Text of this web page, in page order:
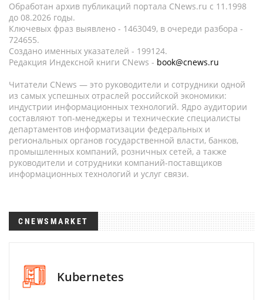
Обработан архив публикаций портала CNews.ru c 11.1998
до 08.2026 годы.
Ключевых фраз выявлено - 1463049, в очереди разбора -
724655.
Создано именных указателей - 199124.
Редакция Индексной книги CNews - book@cnews.ru
Читатели CNews — это руководители и сотрудники одной
из самых успешных отраслей российской экономики:
индустрии информационных технологий. Ядро аудитории
составляют топ-менеджеры и технические специалисты
департаментов информатизации федеральных и
региональных органов государственной власти, банков,
промышленных компаний, розничных сетей, а также
руководители и сотрудники компаний-поставщиков
информационных технологий и услуг связи.
CNEWSMARKET
Kubernetes